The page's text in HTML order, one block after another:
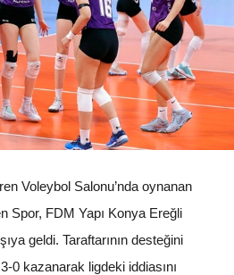
Voleybol Salonu’nda oynanan
Spor, FDM Yapı Konya Ereğli
geldi. Taraftarının desteğini
0 kazanarak ligdeki iddiasını